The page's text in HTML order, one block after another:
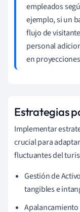
empleados
ejemplo, si un
flujo de
personal
en
Estrategias
Implementar
crucial para
fluctuantes del
Gestión de
tangibles e